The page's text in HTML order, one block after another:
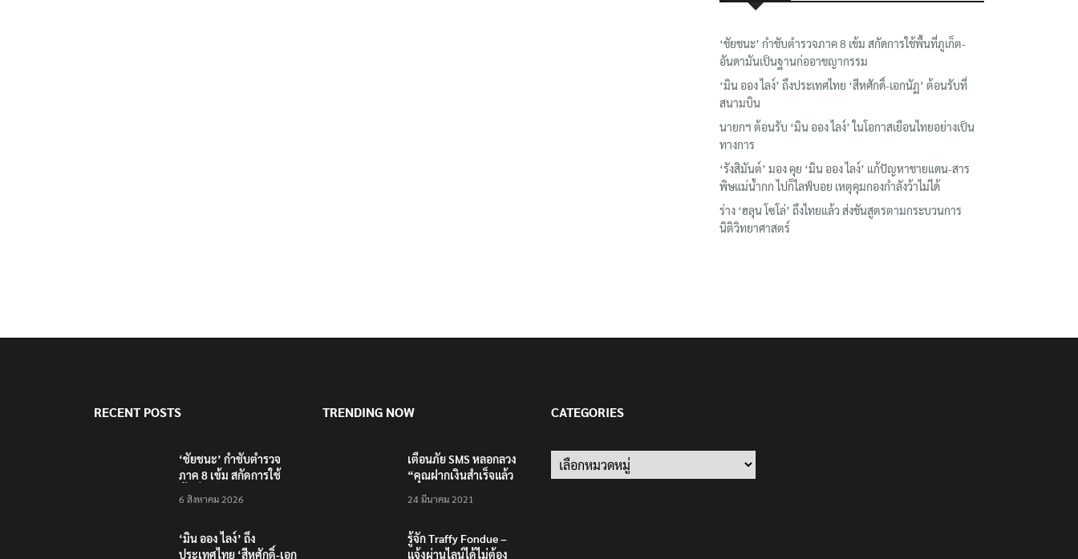
‘ชัยชนะ’ กำชับตำรวจภาค 8 เข้ม สกัดการใช้พื้นที่ภูเก็ต-
อันดามันเป็นฐานก่ออาชญากรรม
‘มิน ออง ไลง์’ ถึงประเทศไทย ‘สีหศักดิ์-เอกนัฏ’ ต้อนรับที่
สนามบิน
นายกฯ ต้อนรับ ‘มิน ออง ไลง์’ ในโอกาสเยือนไทยอย่างเป็น
ทางการ
‘รังสิมันต์’ มอง คุย ‘มิน ออง ไลง์’ แก้ปัญหาชายแดน-สาร
พิษแม่น้ำกก ไปก็ไลฟ์บอย เหตุคุมกองกำลังว้าไม่ได้
ร่าง ‘ฮลุน โซโล่’ ถึงไทยแล้ว ส่งชันสูตรตามกระบวนการ
นิติวิทยาศาสตร์
RECENT POSTS
‘ชัยชนะ’ กำชับตำรวจ
ภาค 8 เข้ม สกัดการใช้
ฐานก่ออาชญากรรม
6 สิงหาคม 2026
‘มิน ออง ไลง์’ ถึง
ประเทศไทย ‘สีหศักดิ์-เอก
TRENDING NOW
เตือนภัย SMS หลอกลวง
“คุณฝากเงินสำเร็จแล้ว
200,000 บาท”
24 มีนาคม 2021
รู้จัก Traffy Fondue –
แจ้งผ่านไลน์ได้ไม่ต้อง
CATEGORIES
Categories